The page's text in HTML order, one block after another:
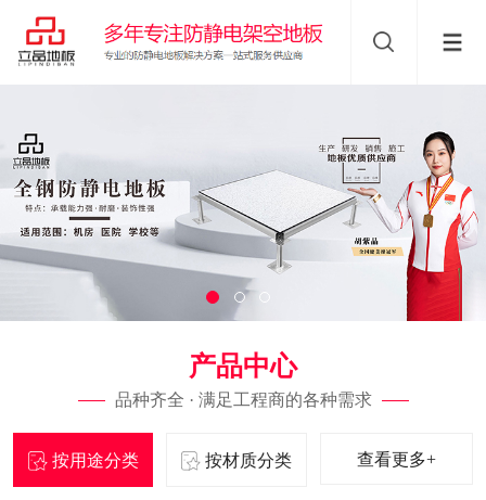
产品中心
品种齐全 · 满足工程商的各种需求
按用途分类 按材质分类 查看更多+